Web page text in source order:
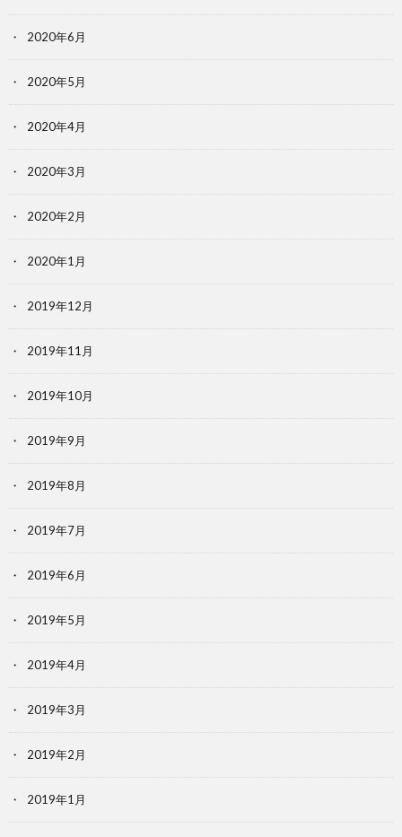
2020年6月
2020年5月
2020年4月
2020年3月
2020年2月
2020年1月
2019年12月
2019年11月
2019年10月
2019年9月
2019年8月
2019年7月
2019年6月
2019年5月
2019年4月
2019年3月
2019年2月
2019年1月